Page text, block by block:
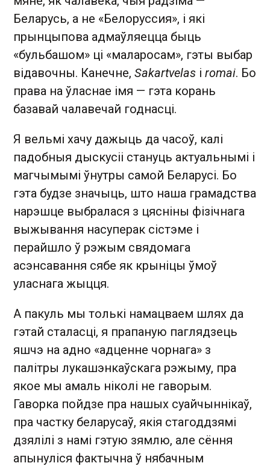
Беларусь, а не «Белоруссия», і які
прынцыпова адмаўляецца быць
«бульбашом» ці «маларосам», гэты выбар
відавочны. Канечне, Sakartvelas і romai. Бо
права на ўласнае імя — гэта корань
базавай чалавечай годнасці.
Я вельмі хачу дажыць да часоў, калі
падобныя дыскусіі стануць актуальнымі і
магчымымі ўнутры самой Беларусі. Бо
гэта будзе значыць, што наша грамадства
нарэшце выбралася з цясніны фізічнага
выжывання насуперак сістэме і
перайшло ў рэжым свядомага
асэнсавання сябе як крыніцы ўмоў
уласнага жыцця.
А пакуль мы толькі намацваем шлях да
гэтай сталасці, я прапаную паглядзець
яшчэ на адно «адценне чорнага» з
палітры лукашэнкаўскага рэжыму, пра
якое мы амаль ніколі не гаворым.
Гаворка пойдзе пра нашых суайчыннікаў,
пра частку беларусаў, якія стагоддзямі
дзялілі з намі гэтую зямлю, але сёння
апынуліся фактычна ў нябачным